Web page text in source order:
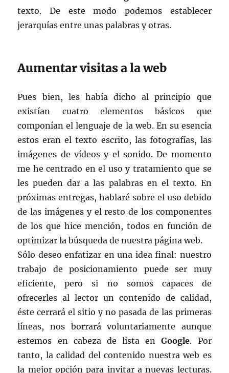
texto. De este modo podemos establecer
jerarquías entre unas palabras y otras.
Aumentar visitas a la web
Pues bien, les había dicho al principio que
existían cuatro elementos básicos que
componían el lenguaje de la web. En su esencia
estos eran el texto escrito, las fotografías, las
imágenes de vídeos y el sonido. De momento
me he centrado en el uso y tratamiento que se
les pueden dar a las palabras en el texto. En
próximas entregas, hablaré sobre el uso debido
de las imágenes y el resto de los componentes
de los que hice mención, todos en función de
optimizar la búsqueda de nuestra página web.
Sólo deseo enfatizar en una idea final: nuestro
trabajo de posicionamiento puede ser muy
eficiente, pero si no somos capaces de
ofrecerles al lector un contenido de calidad,
éste cerrará el sitio y no pasada de las primeras
líneas, nos borrará voluntariamente aunque
estemos en cabeza de lista enGoogle. Por
tanto, la calidad del contenido nuestra web es
la mejor opción para invitar a nuevas lecturas.